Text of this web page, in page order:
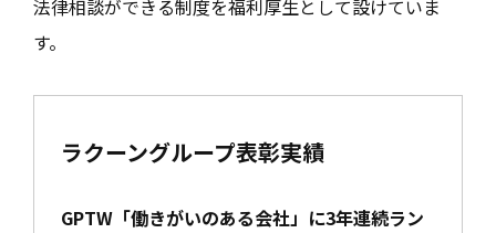
法律相談ができる制度を福利厚生として設けていま
す。
ラクーングループ表彰実績
GPTW「働きがいのある会社」に3年連続ラン